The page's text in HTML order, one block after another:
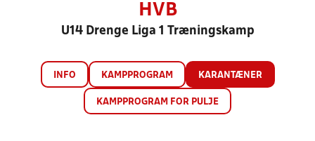
HVB
U14 Drenge Liga 1 Træningskamp
INFO KAMPPROGRAM KARANTÆNER
KAMPPROGRAM FOR PULJE